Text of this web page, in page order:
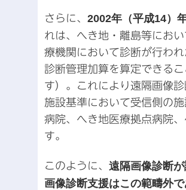
さらに、 2002年（平成14）
れは、へき地・離島等にお
療機関において診断が行わ
診断管理加算を算定できる
す）。これにより遠隔画像
施設基準において受信側の
病院、へき地医療拠点病院
す。
このように、 遠隔画像診断
画像診断支援はこの範疇外